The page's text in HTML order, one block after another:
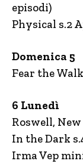
episodi)
Physical s.2
Domenica 5
Fear the
6 Lunedì
Roswell,
In the Dark
Irma Vep